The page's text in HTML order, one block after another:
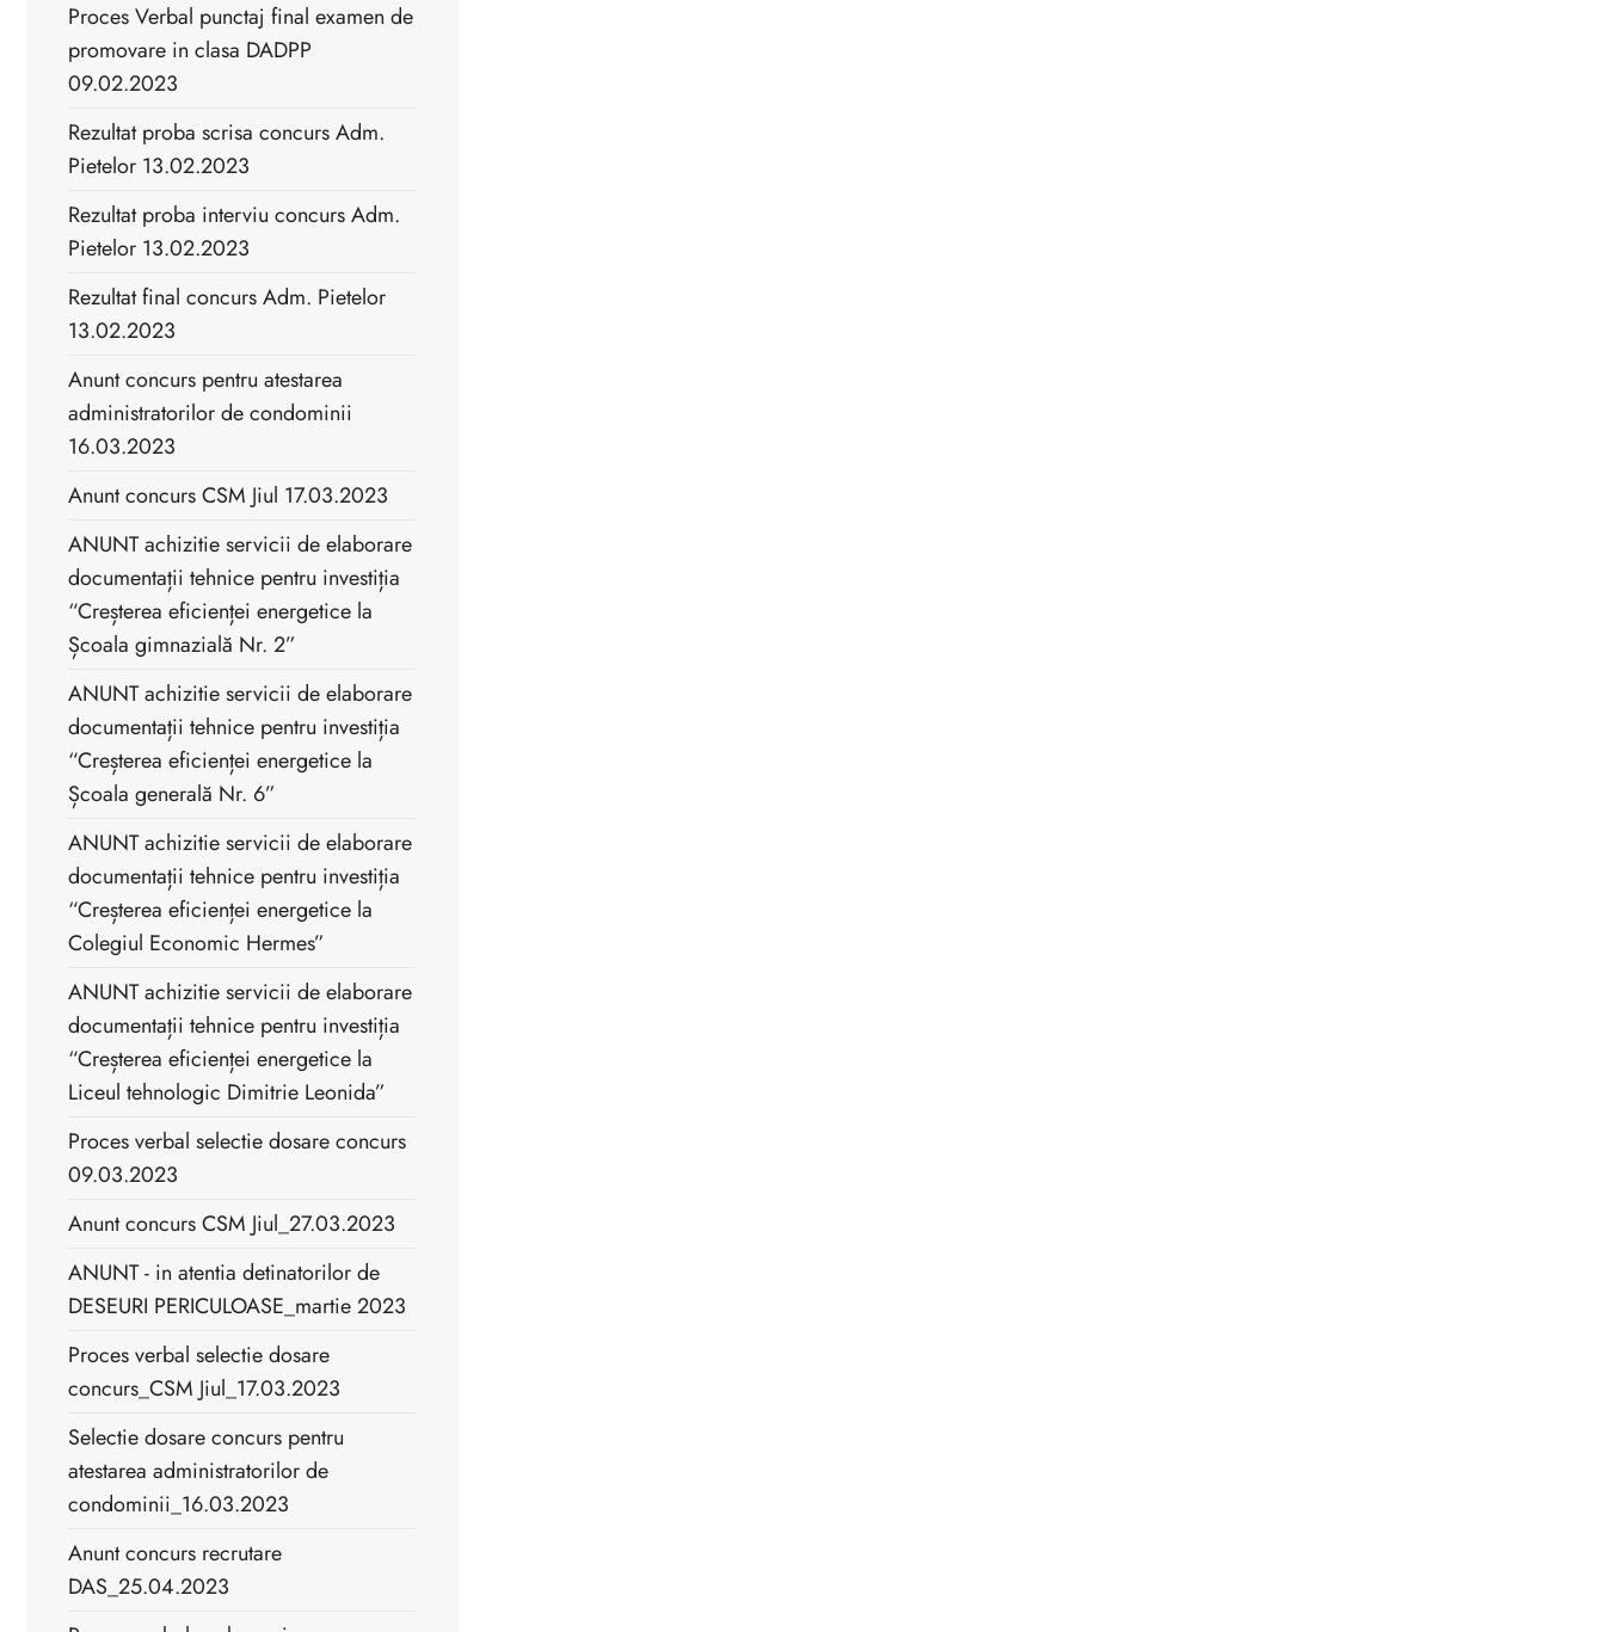
Proces Verbal punctaj final examen de
promovare in clasa DADPP
09.02.2023
Rezultat proba scrisa concurs Adm.
Pietelor 13.02.2023
Rezultat proba interviu concurs Adm.
Pietelor 13.02.2023
Rezultat final concurs Adm. Pietelor
13.02.2023
Anunt concurs pentru atestarea
administratorilor de condominii
16.03.2023
Anunt concurs CSM Jiul 17.03.2023
ANUNT achizitie servicii de elaborare
documentații tehnice pentru investiția
“Creșterea eficienței energetice la
Școala gimnazială Nr. 2”
ANUNT achizitie servicii de elaborare
documentații tehnice pentru investiția
“Creșterea eficienței energetice la
Școala generală Nr. 6”
ANUNT achizitie servicii de elaborare
documentații tehnice pentru investiția
“Creșterea eficienței energetice la
Colegiul Economic Hermes”
ANUNT achizitie servicii de elaborare
documentații tehnice pentru investiția
“Creșterea eficienței energetice la
Liceul tehnologic Dimitrie Leonida”
Proces verbal selectie dosare concurs
09.03.2023
Anunt concurs CSM Jiul_27.03.2023
ANUNT - in atentia detinatorilor de
DESEURI PERICULOASE_martie 2023
Proces verbal selectie dosare
concurs_CSM Jiul_17.03.2023
Selectie dosare concurs pentru
atestarea administratorilor de
condominii_16.03.2023
Anunt concurs recrutare
DAS_25.04.2023